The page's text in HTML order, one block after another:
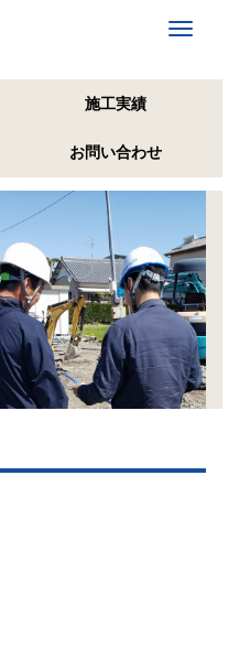
Toggle
施工実績
お問い合わせ